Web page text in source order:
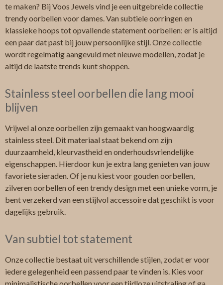
te maken? Bij Voos Jewels vind je een uitgebreide collectie
trendy oorbellen voor dames. Van subtiele oorringen en
klassieke hoops tot opvallende statement oorbellen: er is altijd
een paar dat past bij jouw persoonlijke stijl. Onze collectie
wordt regelmatig aangevuld met nieuwe modellen, zodat je
altijd de laatste trends kunt shoppen.
Stainless steel oorbellen die lang mooi
blijven
Vrijwel al onze oorbellen zijn gemaakt van hoogwaardig
stainless steel. Dit materiaal staat bekend om zijn
duurzaamheid, kleurvastheid en onderhoudsvriendelijke
eigenschappen. Hierdoor kun je extra lang genieten van jouw
favoriete sieraden. Of je nu kiest voor gouden oorbellen,
zilveren oorbellen of een trendy design met een unieke vorm, je
bent verzekerd van een stijlvol accessoire dat geschikt is voor
dagelijks gebruik.
Van subtiel tot statement
Onze collectie bestaat uit verschillende stijlen, zodat er voor
iedere gelegenheid een passend paar te vinden is. Kies voor